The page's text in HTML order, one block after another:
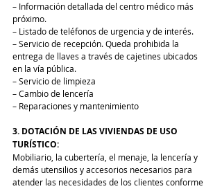
– Información detallada del centro médico más
próximo.
– Listado de teléfonos de urgencia y de interés.
– Servicio de recepción. Queda prohibida la
entrega de llaves a través de cajetines ubicados
en la vía pública.
– Servicio de limpieza
– Cambio de lencería
– Reparaciones y mantenimiento
3. DOTACIÓN DE LAS VIVIENDAS DE USO
TURÍSTICO:
Mobiliario, la cubertería, el menaje, la lencería y
demás utensilios y accesorios necesarios para
atender las necesidades de los clientes conforme